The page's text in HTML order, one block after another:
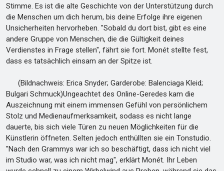
Stimme. Es ist die alte Geschichte von der Unterstützung durch
die Menschen um dich herum, bis deine Erfolge ihre eigenen
Unsicherheiten hervorheben. "Sobald du dort bist, gibt es eine
andere Gruppe von Menschen, die die Gültigkeit deines
Verdienstes in Frage stellen", fährt sie fort. Monét stellte fest,
dass es tatsächlich einsam an der Spitze ist.
(Bildnachweis: Erica Snyder; Garderobe: Balenciaga Kleid;
Bulgari Schmuck)Ungeachtet des Online-Geredes kam die
Auszeichnung mit einem immensen Gefühl von persönlichem
Stolz und Medienaufmerksamkeit, sodass es nicht lange
dauerte, bis sich viele Türen zu neuen Möglichkeiten für die
Künstlerin öffneten. Selten jedoch enthüllten sie ein Tonstudio.
"Nach den Grammys war ich so beschäftigt, dass ich nicht viel
im Studio war, was ich nicht mag", erklärt Monét. Ihr Leben